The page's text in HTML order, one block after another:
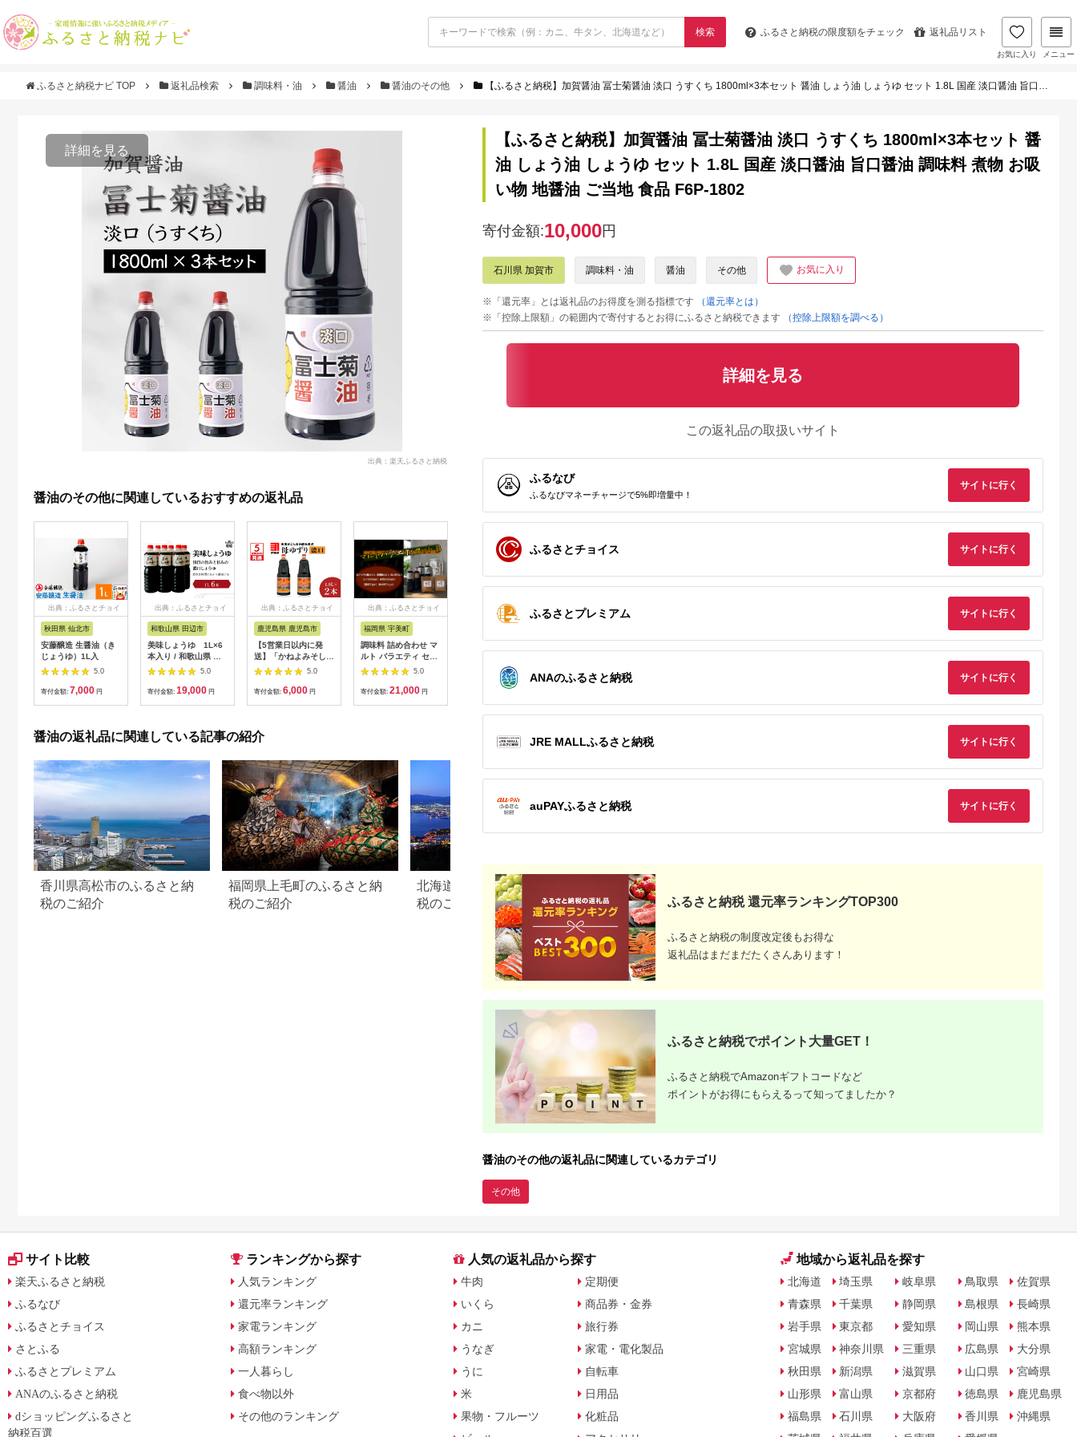
検索 ふるさと納税の限度額をチェック 返礼品リスト
お気に入り メニュー
ふるさと納税ナビ TOP 返礼品検索 調味料・油 醤油 醤油のその他 【ふるさと納税】加賀醤油 冨士菊醤油 淡口 うすくち 1800ml×3本セット 醤油 しょう油 しょうゆ セット 1.8L 国産 淡口醤油 旨口醤油 調味料 煮物 お吸い物 地醤油 ご当地 食品 F6P-1802
詳細を見る
出典：楽天ふるさと納税
醤油のその他に関連しているおすすめの返礼品
出典：ふるさとチョイ
秋田県 仙北市
安藤醸造 生醤油（き
じょうゆ）1L入
5.0
寄付金額: 7,000 円
出典：ふるさとチョイ
和歌山県 田辺市
美味しょうゆ 1L×6
本入り / 和歌山県 田
辺市 醤油 しょう油 天
然醸造 かけ醤油 こい
くち醤油
5.0
寄付金額: 19,000 円
出典：ふるさとチョイ
鹿児島県 鹿児島市
【5営業日以内に発
送】「かねよみそしょ
うゆ」南国かごしまの
蔵元直送 母ゆずり濃
口 1.8L×2本セット
5.0
寄付金額: 6,000 円
出典：ふるさとチョイ
福岡県 宇美町
調味料 詰め合わせ マ
ルト バラエティ セッ
ト B [マルト醤油醸造
元 福岡県 宇美町
um40azo720002] だ
5.0
寄付金額: 21,000 円
出典：楽天ふるさと納
税
こいくち 並印
1800ml×6本セット 1
ケース 醤油 しょう油
油 地醤油 ご当地 食品
F6P-1790
15,000
出典：ふるさとチョイ
ゆ すっきり 焼き魚 刺
5.0
出典：ふるさとチョイ
鹿児島県 鹿児島市
口・淡口 1.8L×2本セ
円
出典：ふるさとチョ
鹿児島県 鹿児島市
22,000
醤油の返礼品に関連している記事の紹介
香川県高松市のふるさと納
税のご紹介
福岡県上毛町のふるさと納
税のご紹介
北海道函館市のふるさと納
税のご紹介
熊本県熊本市のふるさと納
税のご紹介
【ふるさと納税】加賀醤油 冨士菊醤油 淡口 うすくち 1800ml×3本セット 醤
油 しょう油 しょうゆ セット 1.8L 国産 淡口醤油 旨口醤油 調味料 煮物 お吸
い物 地醤油 ご当地 食品 F6P-1802
寄付金額:10,000円
石川県 加賀市 調味料・油 醤油 その他 お気に入り
※「還元率」とは返礼品のお得度を測る指標です
（還元率とは）
※「控除上限額」の範囲内で寄付するとお得にふるさと納税できます
（控除上限額を調べる）
詳細を見る
この返礼品の取扱いサイト
ふるなび
ふるなびマネーチャージで5%即増量中！
サイトに行く
ふるさとチョイス サイトに行く
ふるさとプレミアム サイトに行く
ANAのふるさと納税 サイトに行く
JRE MALLふるさと納税 サイトに行く
auPAYふるさと納税 サイトに行く
ふるさと納税 還元率ランキングTOP300
ふるさと納税の制度改定後もお得な
返礼品はまだまだたくさんあります！
ふるさと納税でポイント大量GET！
ふるさと納税でAmazonギフトコードなど
ポイントがお得にもらえるって知ってましたか？
醤油のその他の返礼品に関連しているカテゴリ
その他
サイト比較
楽天ふるさと納税
ふるなび
ふるさとチョイス
さとふる
ふるさとプレミアム
ANAのふるさと納税
dショッピングふるさと
納税百選
ランキングから探す
人気ランキング
還元率ランキング
家電ランキング
高額ランキング
一人暮らし
食べ物以外
その他のランキング
人気の返礼品から探す
牛肉
いくら
カニ
うなぎ
うに
米
果物・フルーツ
定期便
商品券・金券
旅行券
家電・電化製品
自転車
日用品
化粧品
地域から返礼品を探す
北海道
青森県
岩手県
宮城県
秋田県
山形県
福島県
埼玉県
千葉県
東京都
神奈川県
新潟県
富山県
石川県
岐阜県
静岡県
愛知県
三重県
滋賀県
京都府
大阪府
鳥取県
島根県
岡山県
広島県
山口県
徳島県
香川県
佐賀県
長崎県
熊本県
大分県
宮崎県
鹿児島県
沖縄県